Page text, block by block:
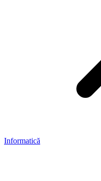
Informatică